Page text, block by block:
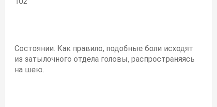
Состоянии. Как правило, подобные боли исходят
из затылочного отдела головы, распространяясь
на шею.